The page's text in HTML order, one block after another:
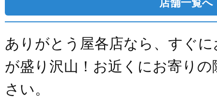
店舗一覧へ
ありがとう屋各店なら、すぐ
が盛り沢山！お近くにお寄り
さい。